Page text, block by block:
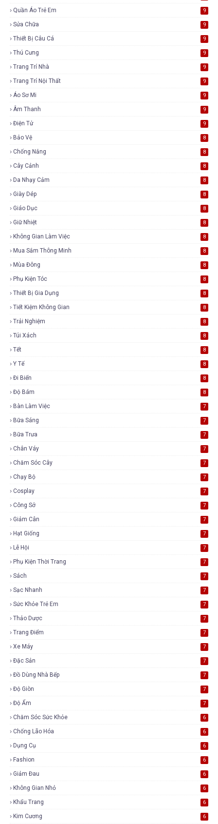
Quần Áo Trẻ Em 9
Sửa Chữa 9
Thiết Bị Câu Cá 9
Thú Cưng 9
Trang Trí Nhà 9
Trang Trí Nội Thất 9
Áo Sơ Mi 9
Âm Thanh 9
Điện Tử 9
Bảo Vệ 8
Chống Nắng 8
Cây Cảnh 8
Da Nhạy Cảm 8
Giày Dép 8
Giáo Dục 8
Giữ Nhiệt 8
Không Gian Làm Việc 8
Mua Sắm Thông Minh 8
Mùa Đông 8
Phụ Kiện Tóc 8
Thiết Bị Gia Dụng 8
Tiết Kiệm Không Gian 8
Trải Nghiệm 8
Túi Xách 8
Tết 8
Y Tế 8
Đi Biển 8
Độ Bám 8
Bàn Làm Việc 7
Bữa Sáng 7
Bữa Trưa 7
Chân Váy 7
Chăm Sóc Cây 7
Chạy Bộ 7
Cosplay 7
Công Sở 7
Giảm Cân 7
Hạt Giống 7
Lễ Hội 7
Phụ Kiện Thời Trang 7
Sách 7
Sạc Nhanh 7
Sức Khỏe Trẻ Em 7
Thảo Dược 7
Trang Điểm 7
Xe Máy 7
Đặc Sản 7
Đồ Dùng Nhà Bếp 7
Độ Giòn 7
Độ Ẩm 7
Chăm Sóc Sức Khỏe 6
Chống Lão Hóa 6
Dụng Cụ 6
Fashion 6
Giảm Đau 6
Không Gian Nhỏ 6
Khẩu Trang 6
Kim Cương 6